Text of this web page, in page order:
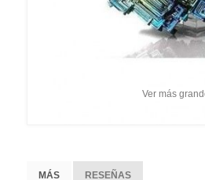
Ver más
MÁS RESEÑAS